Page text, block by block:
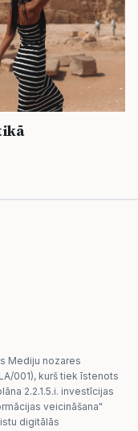
Mediju nozares
001), kurš tiek īstenots
2.2.1.5.i. investīcijas
veicināšana"
digitālās